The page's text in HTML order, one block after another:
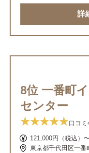
詳
8位 一番町
センター
口コミ
121,000円（税込）
東京都千代田区一